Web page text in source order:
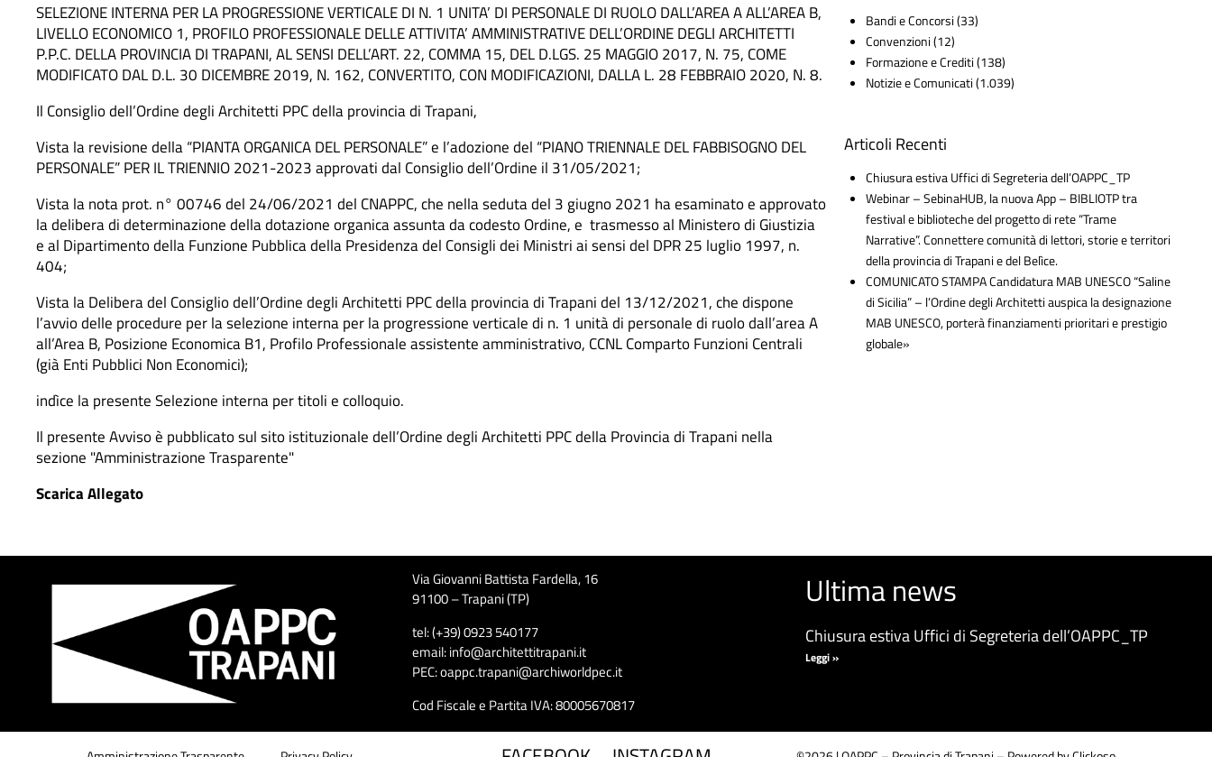
SELEZIONE INTERNA PER LA PROGRESSIONE VERTICALE DI N. 1 UNITA’ DI PERSONALE DI RUOLO DALL’AREA A ALL’AREA B,
LIVELLO ECONOMICO 1, PROFILO PROFESSIONALE DELLE ATTIVITA’ AMMINISTRATIVE DELL’ORDINE DEGLI ARCHITETTI
P.P.C. DELLA PROVINCIA DI TRAPANI, AL SENSI DELL’ART. 22, COMMA 15, DEL D.LGS. 25 MAGGIO 2017, N. 75, COME
MODIFICATO DAL D.L. 30 DICEMBRE 2019, N. 162, CONVERTITO, CON MODIFICAZIONI, DALLA L. 28 FEBBRAIO 2020, N. 8.
Il Consiglio dell’Ordine degli Architetti PPC della provincia di Trapani,
Vista la revisione della “PIANTA ORGANICA DEL PERSONALE” e l’adozione del “PIANO TRIENNALE DEL FABBISOGNO DEL
PERSONALE” PER IL TRIENNIO 2021-2023 approvati dal Consiglio dell’Ordine il 31/05/2021;
Vista la nota prot. n° 00746 del 24/06/2021 del CNAPPC, che nella seduta del 3 giugno 2021 ha esaminato e approvato
la delibera di determinazione della dotazione organica assunta da codesto Ordine, e trasmesso al Ministero di Giustizia
e al Dipartimento della Funzione Pubblica della Presidenza del Consigli dei Ministri ai sensi del DPR 25 luglio 1997, n.
404;
Vista la Delibera del Consiglio dell’Ordine degli Architetti PPC della provincia di Trapani del 13/12/2021, che dispone
l’avvio delle procedure per la selezione interna per la progressione verticale di n. 1 unità di personale di ruolo dall’area A
all’Area B, Posizione Economica B1, Profilo Professionale assistente amministrativo, CCNL Comparto Funzioni Centrali
(già Enti Pubblici Non Economici);
indìce la presente Selezione interna per titoli e colloquio.
Il presente Avviso è pubblicato sul sito istituzionale dell’Ordine degli Architetti PPC della Provincia di Trapani nella
sezione "Amministrazione Trasparente"
Scarica Allegato
Bandi e Concorsi(33)
Convenzioni(12)
Formazione e Crediti(138)
Notizie e Comunicati(1.039)
Articoli Recenti
Chiusura estiva Uffici di Segreteria dell’OAPPC_TP
Webinar – SebinaHUB, la nuova App – BIBLIOTP tra
festival e biblioteche del progetto di rete “Trame
Narrative”. Connettere comunità di lettori, storie e territori
della provincia di Trapani e del Belìce.
COMUNICATO STAMPA Candidatura MAB UNESCO “Saline
di Sicilia” – l’Ordine degli Architetti auspica la designazione
MAB UNESCO, porterà finanziamenti prioritari e prestigio
globale»
Via Giovanni Battista Fardella, 16
91100 – Trapani (TP)
tel: (+39) 0923 540177
email: info@architettitrapani.it
PEC: oappc.trapani@archiworldpec.it
Cod Fiscale e Partita IVA: 80005670817
Ultima news
Chiusura estiva Uffici di Segreteria dell’OAPPC_TP
Leggi »